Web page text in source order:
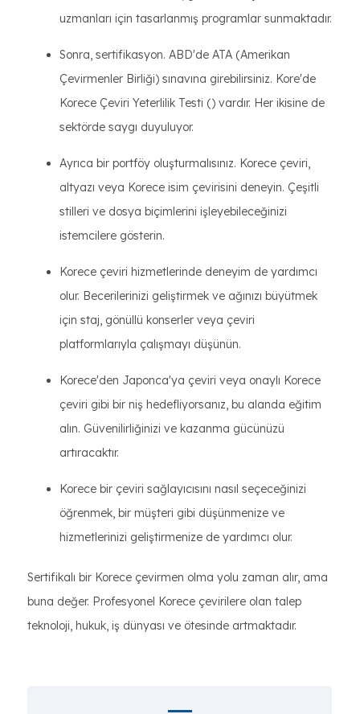
uzmanları için tasarlanmış programlar sunmaktadır.
Sonra, sertifikasyon. ABD'de ATA (Amerikan
Çevirmenler Birliği) sınavına girebilirsiniz. Kore'de
Korece Çeviri Yeterlilik Testi () vardır. Her ikisine de
sektörde saygı duyuluyor.
Ayrıca bir portföy oluşturmalısınız. Korece çeviri,
altyazı veya Korece isim çevirisini deneyin. Çeşitli
stilleri ve dosya biçimlerini işleyebileceğinizi
istemcilere gösterin.
Korece çeviri hizmetlerinde deneyim de yardımcı
olur. Becerilerinizi geliştirmek ve ağınızı büyütmek
için staj, gönüllü konserler veya çeviri
platformlarıyla çalışmayı düşünün.
Korece'den Japonca'ya çeviri veya onaylı Korece
çeviri gibi bir niş hedefliyorsanız, bu alanda eğitim
alın. Güvenilirliğinizi ve kazanma gücünüzü
artıracaktır.
Korece bir çeviri sağlayıcısını nasıl seçeceğinizi
öğrenmek, bir müşteri gibi düşünmenize ve
hizmetlerinizi geliştirmenize de yardımcı olur.
Sertifikalı bir Korece çevirmen olma yolu zaman alır, ama
buna değer. Profesyonel Korece çevirilere olan talep
teknoloji, hukuk, iş dünyası ve ötesinde artmaktadır.